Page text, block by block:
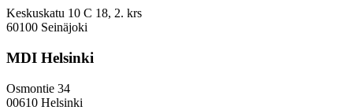
EVP-
indeksissä?
Keskuskatu 10 C 18, 2. krs
60100 Seinäjoki
MDI Helsinki
Osmontie 34
00610 Helsinki